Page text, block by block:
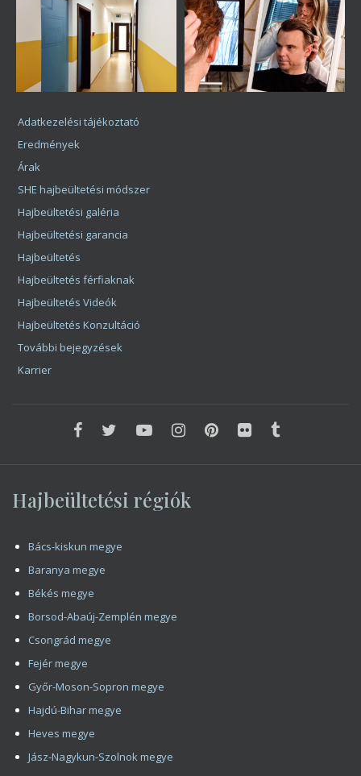
Adatkezelési tájékoztató
Eredmények
Árak
SHE hajbeültetési módszer
Hajbeültetési galéria
Hajbeültetési garancia
Hajbeültetés
Hajbeültetés férfiaknak
Hajbeültetés Videók
Hajbeültetés Konzultáció
További bejegyzések
Karrier
Hajbeültetési régiók
Bács-kiskun megye
Baranya megye
Békés megye
Borsod-Abaúj-Zemplén megye
Csongrád megye
Fejér megye
Győr-Moson-Sopron megye
Hajdú-Bihar megye
Heves megye
Jász-Nagykun-Szolnok megye